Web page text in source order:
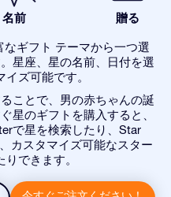
名前 贈る
ギフト テーマから一つ選
星座、星の名前、日付を選
ズ可能です。
ことで、男の赤ちゃんの誕
星のギフトを購入すると、
で星を検索したり、Star
カスタマイズ可能なスター
できます。